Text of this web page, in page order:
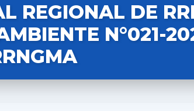
REGIONAL DE
N°021-